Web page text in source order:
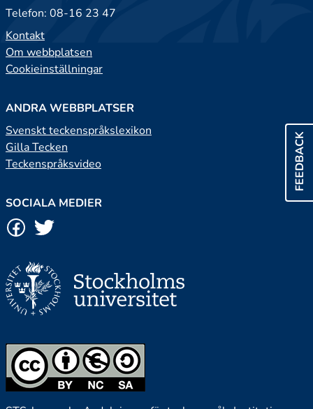
FEEDBACK
Telefon: 08-16 23 47
Kontakt
Om webbplatsen
Cookieinställningar
ANDRA WEBBPLATSER
Svenskt teckenspråkslexikon
Gilla Tecken
Teckenspråksvideo
SOCIALA MEDIER